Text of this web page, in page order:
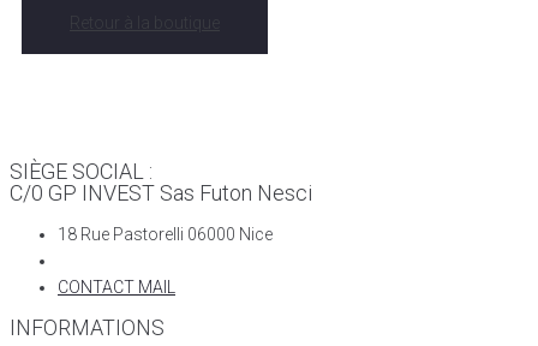
Retour à la boutique
SIÈGE SOCIAL :
C/0 GP INVEST Sas Futon Nesci
18 Rue Pastorelli 06000 Nice
CONTACT MAIL
INFORMATIONS